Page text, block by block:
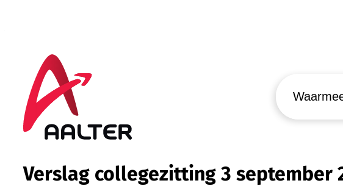
Aalter
Verslag collegezitting 3 september